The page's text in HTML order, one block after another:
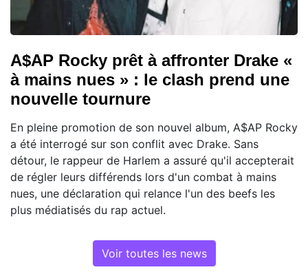
A$AP Rocky prêt à affronter Drake «
à mains nues » : le clash prend une
nouvelle tournure
En pleine promotion de son nouvel album, A$AP Rocky
a été interrogé sur son conflit avec Drake. Sans
détour, le rappeur de Harlem a assuré qu'il accepterait
de régler leurs différends lors d'un combat à mains
nues, une déclaration qui relance l'un des beefs les
plus médiatisés du rap actuel.
Voir toutes les news